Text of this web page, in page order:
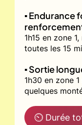
▪️ Endurance
1h15 en zone
toutes les 15
▪️ Sortie
1h30 en zone
quelques
⏲ Durée